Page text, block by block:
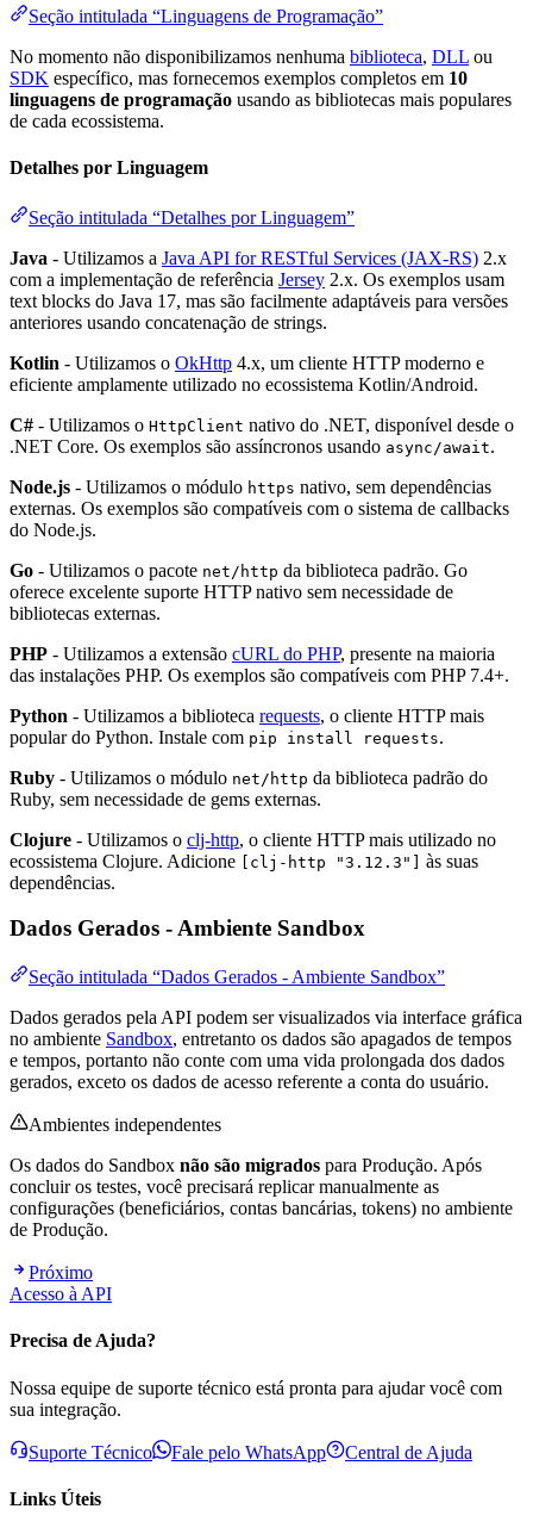
Seção intitulada “Linguagens de Programação”
No momento não disponibilizamos nenhuma biblioteca, DLL ou
SDK específico, mas fornecemos exemplos completos em 10
linguagens de programação usando as bibliotecas mais populares
de cada ecossistema.
Detalhes por Linguagem
Seção intitulada “Detalhes por Linguagem”
Java - Utilizamos a Java API for RESTful Services (JAX-RS) 2.x
com a implementação de referência Jersey 2.x. Os exemplos usam
text blocks do Java 17, mas são facilmente adaptáveis para versões
anteriores usando concatenação de strings.
Kotlin - Utilizamos o OkHttp 4.x, um cliente HTTP moderno e
eficiente amplamente utilizado no ecossistema Kotlin/Android.
C# - Utilizamos o HttpClient nativo do .NET, disponível desde o
.NET Core. Os exemplos são assíncronos usando async/await.
Node.js - Utilizamos o módulo https nativo, sem dependências
externas. Os exemplos são compatíveis com o sistema de callbacks
do Node.js.
Go - Utilizamos o pacote net/http da biblioteca padrão. Go
oferece excelente suporte HTTP nativo sem necessidade de
bibliotecas externas.
PHP - Utilizamos a extensão cURL do PHP, presente na maioria
das instalações PHP. Os exemplos são compatíveis com PHP 7.4+.
Python - Utilizamos a biblioteca requests, o cliente HTTP mais
popular do Python. Instale com pip install requests.
Ruby - Utilizamos o módulo net/http da biblioteca padrão do
Ruby, sem necessidade de gems externas.
Clojure - Utilizamos o clj-http, o cliente HTTP mais utilizado no
ecossistema Clojure. Adicione [clj-http "3.12.3"] às suas
dependências.
Dados Gerados - Ambiente Sandbox
Seção intitulada “Dados Gerados - Ambiente Sandbox”
Dados gerados pela API podem ser visualizados via interface gráfica
no ambiente Sandbox, entretanto os dados são apagados de tempos
e tempos, portanto não conte com uma vida prolongada dos dados
gerados, exceto os dados de acesso referente a conta do usuário.
Ambientes independentes
Os dados do Sandbox não são migrados para Produção. Após
concluir os testes, você precisará replicar manualmente as
configurações (beneficiários, contas bancárias, tokens) no ambiente
de Produção.
Próximo
Acesso à API
Precisa de Ajuda?
Nossa equipe de suporte técnico está pronta para ajudar você com
sua integração.
Suporte Técnico Fale pelo WhatsApp Central de Ajuda
Links Úteis